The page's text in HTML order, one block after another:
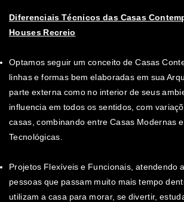
Diferenciais Técnicos das Casas
Houses Recreio
Optamos seguir um conceito de Casas
linhas e formas bem elaboradas em sua
parte externa como no interior de seus
influencia em todos os sentidos, com
casas, combinando entre Casas Modernas
Tecnológicas.
Projetos Flexíveis e Funcionais, atendendo
pessoas que passam muito mais tempo
utilizam a casa para morar, se divertir,